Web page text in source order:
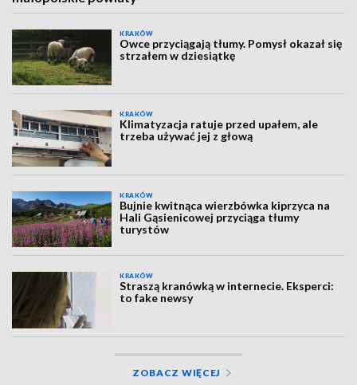
KRAKÓW
Owce przyciągają tłumy. Pomysł okazał się
strzałem w dziesiątkę
KRAKÓW
Klimatyzacja ratuje przed upałem, ale
trzeba używać jej z głową
KRAKÓW
Bujnie kwitnąca wierzbówka kiprzyca na
Hali Gąsienicowej przyciąga tłumy
turystów
KRAKÓW
Straszą kranówką w internecie. Eksperci:
to fake newsy
ZOBACZ WIĘCEJ